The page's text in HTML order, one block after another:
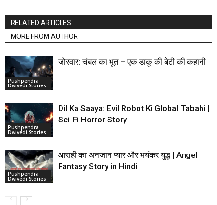
RELATED ARTICLES
MORE FROM AUTHOR
Pushpendra
Dwivedi Stories
जोरवार: चंबल का भूत – एक डाकू की बेटी की कहानी
Pushpendra
Dwivedi Stories
Dil Ka Saaya: Evil Robot Ki Global Tabahi |
Sci-Fi Horror Story
Pushpendra
Dwivedi Stories
आराही का अनजान प्यार और भयंकर युद्ध | Angel
Fantasy Story in Hindi